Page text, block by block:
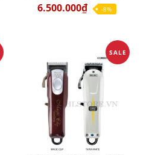
6.500.000₫ -8%
SALE